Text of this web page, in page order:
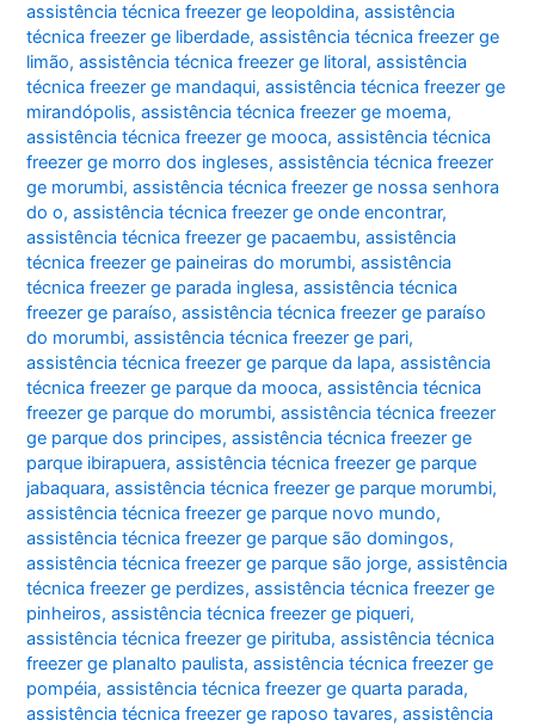
assistência técnica freezer ge leopoldina,assistência
técnica freezer ge liberdade,assistência técnica freezer ge
limão,assistência técnica freezer ge litoral,assistência
técnica freezer ge mandaqui,assistência técnica freezer ge
mirandópolis,assistência técnica freezer ge moema,
assistência técnica freezer ge mooca,assistência técnica
freezer ge morro dos ingleses,assistência técnica freezer
ge morumbi,assistência técnica freezer ge nossa senhora
do o,assistência técnica freezer ge onde encontrar,
assistência técnica freezer ge pacaembu,assistência
técnica freezer ge paineiras do morumbi,assistência
técnica freezer ge parada inglesa,assistência técnica
freezer ge paraíso,assistência técnica freezer ge paraíso
do morumbi,assistência técnica freezer ge pari,
assistência técnica freezer ge parque da lapa,assistência
técnica freezer ge parque da mooca,assistência técnica
freezer ge parque do morumbi,assistência técnica freezer
ge parque dos principes,assistência técnica freezer ge
parque ibirapuera,assistência técnica freezer ge parque
jabaquara,assistência técnica freezer ge parque morumbi,
assistência técnica freezer ge parque novo mundo,
assistência técnica freezer ge parque são domingos,
assistência técnica freezer ge parque são jorge,assistência
técnica freezer ge perdizes,assistência técnica freezer ge
pinheiros,assistência técnica freezer ge piqueri,
assistência técnica freezer ge pirituba,assistência técnica
freezer ge planalto paulista,assistência técnica freezer ge
pompéia,assistência técnica freezer ge quarta parada,
assistência técnica freezer ge raposo tavares,assistência